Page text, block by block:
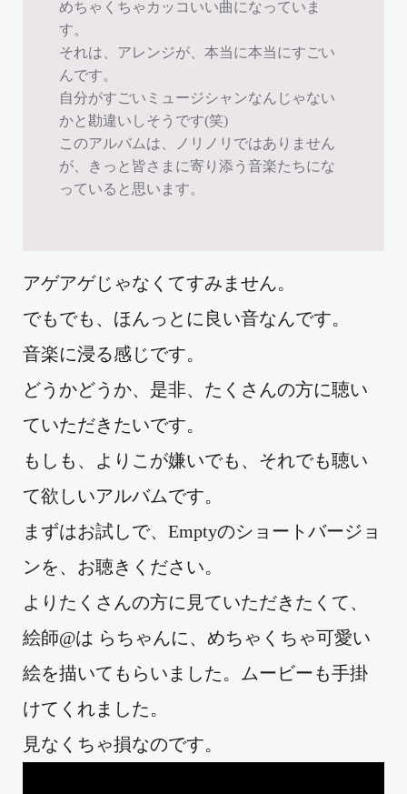
めちゃくちゃカッコいい曲になっていま
す。
それは、アレンジが、本当に本当にすごい
んです。
自分がすごいミュージシャンなんじゃない
かと勘違いしそうです(笑)
このアルバムは、ノリノリではありません
が、きっと皆さまに寄り添う音楽たちにな
っていると思います。
アゲアゲじゃなくてすみません。
でもでも、ほんっとに良い音なんです。
音楽に浸る感じです。
どうかどうか、是非、たくさんの方に聴い
ていただきたいです。
もしも、よりこが嫌いでも、それでも聴い
て欲しいアルバムです。
まずはお試しで、Emptyのショートバージョ
ンを、お聴きください。
よりたくさんの方に見ていただきたくて、
絵師@は らちゃんに、めちゃくちゃ可愛い
絵を描いてもらいました。ムービーも手掛
けてくれました。
見なくちゃ損なのです。